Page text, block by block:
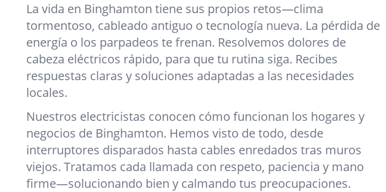
La vida en Binghamton tiene sus propios retos—clima
tormentoso, cableado antiguo o tecnología nueva. La pérdida de
energía o los parpadeos te frenan. Resolvemos dolores de
cabeza eléctricos rápido, para que tu rutina siga. Recibes
respuestas claras y soluciones adaptadas a las necesidades
locales.
Nuestros electricistas conocen cómo funcionan los hogares y
negocios de Binghamton. Hemos visto de todo, desde
interruptores disparados hasta cables enredados tras muros
viejos. Tratamos cada llamada con respeto, paciencia y mano
firme—solucionando bien y calmando tus preocupaciones.